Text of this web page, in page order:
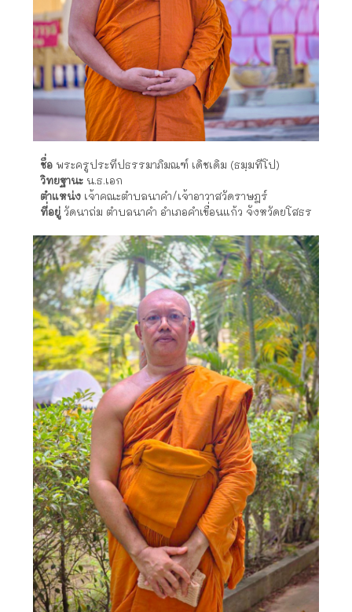
ชื่อ พระครูประทีปธรรมาภิมณฑ์ เดิชเดิม (ธมฺมทีโป)
วิทยฐานะ น.ธ.เอก
ตำแหน่ง เจ้าคณะตำบลนาคำ/เจ้าอาวาสวัดราษฎร์
ที่อยู่ วัดนาถ่ม ตำบลนาคำ อำเภอคำเขื่อนแก้ว จังหวัดยโสธร